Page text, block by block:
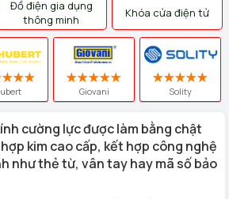
Đồ điện gia dụng
thông minh
Khóa cửa điện tử
Giovani Solity
cường lực được làm bằng chật
kim cao cấp, kết hợp công nghệ
như thẻ từ, vân tay hay mã số bảo